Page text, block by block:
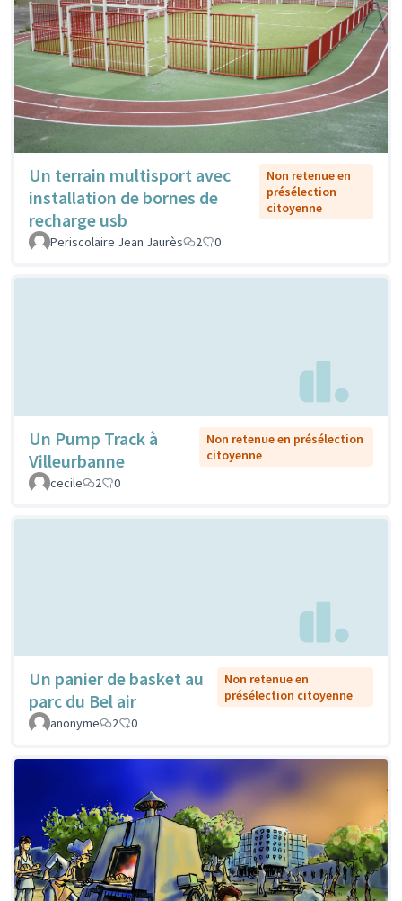
Un terrain multisport avec
installation de bornes de
recharge usb
Non retenue en
présélection
citoyenne
Periscolaire Jean Jaurès 2 0
Un Pump Track à
Villeurbanne
Non retenue en présélection
citoyenne
cecile
2 0
Un panier de basket au
parc du Bel air
Non retenue en
présélection citoyenne
anonyme
2 0